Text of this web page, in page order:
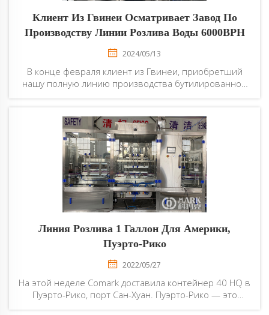
Клиент Из Гвинеи Осматривает Завод По
Производству Линии Розлива Воды 6000BPH
2024/05/13
В конце февраля клиент из Гвинеи, приобретший
нашу полную линию производства бутилированной
ответственное лицо за этот визит, Смайл занимался
приемом клиента...
Линия Розлива 1 Галлон Для Америки,
Пуэрто-Рико
2022/05/27
На этой неделе Comark доставила контейнер 40 HQ в
Пуэрто-Рико, порт Сан-Хуан. Пуэрто-Рико — это